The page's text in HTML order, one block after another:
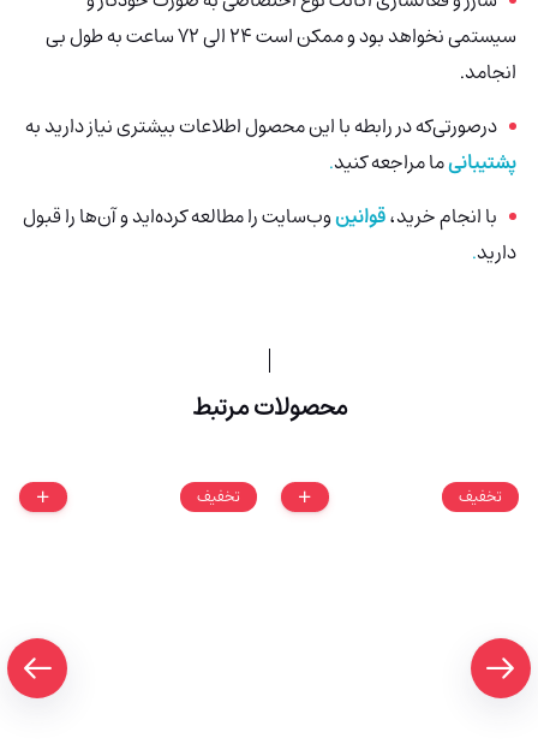
سیستمی نخواهد بود و ممکن است 24 الی 72 ساعت به طول بی
انجامد.
درصورتی‌که در رابطه با این محصول اطلاعات بیشتری نیاز دارید به
پشتیبانیما مراجعه کنید.
با انجام خرید،قوانینوب‌سایت را مطالعه کرده‌اید و آن‌ها را قبول
دارید.
محصولات مرتبط
تخفیف تخفیف